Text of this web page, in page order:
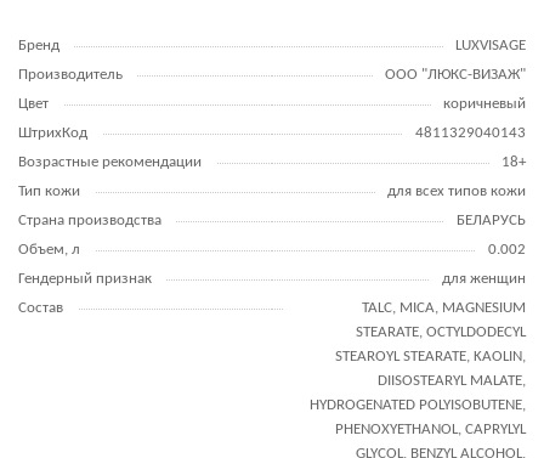
Бренд
LUXVISAGE
Производитель
ООО "ЛЮКС-ВИЗАЖ"
Цвет
коричневый
ШтрихКод
4811329040143
Возрастные рекомендации
18+
Тип кожи
для всех типов кожи
Страна производства
БЕЛАРУСЬ
Объем, л
0.002
Гендерный признак
для женщин
Состав
TALC, MICA, MAGNESIUM
STEARATE, OCTYLDODECYL
STEAROYL STEARATE, KAOLIN,
DIISOSTEARYL MALATE,
HYDROGENATED POLYISOBUTENE,
PHENOXYETHANOL, CAPRYLYL
GLYCOL, BENZYL ALCOHOL,